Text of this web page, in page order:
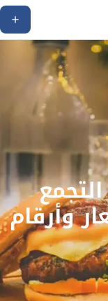
التجمع
وأرقام